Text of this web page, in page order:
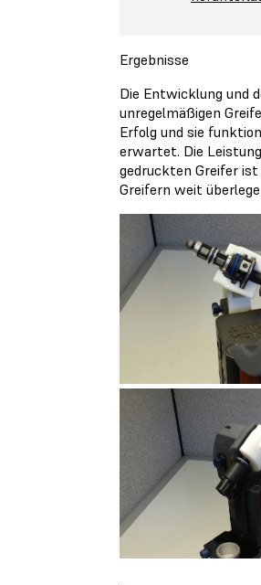
Ergebnisse
Die Entwicklung und
unregelmäßigen
Erfolg und sie
erwartet. Die
gedruckten Greifer ist
Greifern weit